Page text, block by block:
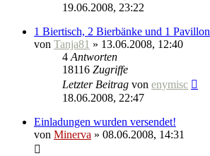
19.06.2008, 23:22
1 Biertisch, 2 Bierbänke und 1 Pavillon
von Tanja81 » 13.06.2008, 12:40
4 Antworten
18116 Zugriffe
Letzter Beitrag von enymisc
18.06.2008, 22:47
Einladungen wurden versendet!
von Minerva » 08.06.2008, 14:31